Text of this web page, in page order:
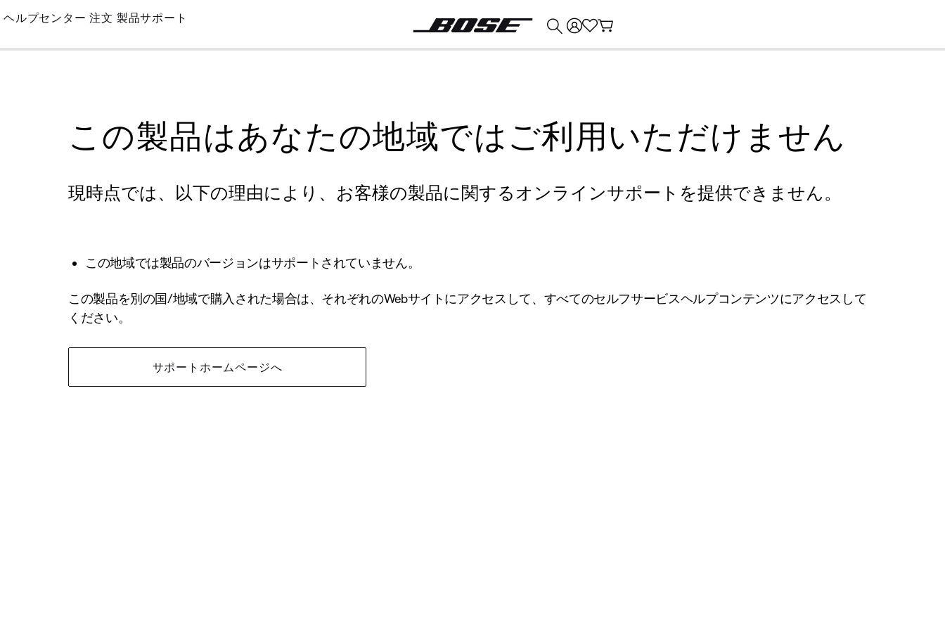
Skip
Main
ヘルプセンター 注文 製品サポート
この製品はあなたの地域ではご利用いただけません
現時点では、以下の理由により、お客様の製品に関するオンラインサポートを提供できません。
この地域では製品のバージョンはサポートされていません。
この製品を別の国/地域で購入された場合は、それぞれのWebサイトにアクセスして、すべてのセルフサービスヘルプコンテンツにアクセスして
ください。
サポートホームページへ